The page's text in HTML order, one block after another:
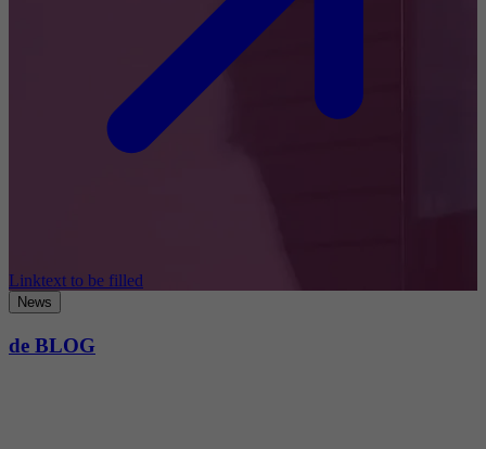
Linktext to be filled
News
de BLOG